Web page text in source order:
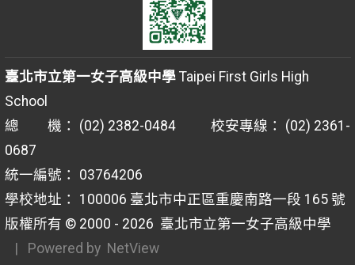
臺北市立第一女子高級中學Taipei First Girls High
School
總 機： (02) 2382-0484 校安專線： (02) 2361-
0687
統一編號： 03764206
學校地址： 100006 臺北市中正區重慶南路一段 165 號
版權所有 © 2000 - 2026 臺北市立第一女子高級中學
| Powered by NetView